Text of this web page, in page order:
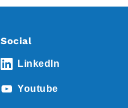
Social
LinkedIn
Youtube